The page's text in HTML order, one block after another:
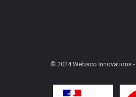
© 2024Websco Innovations -